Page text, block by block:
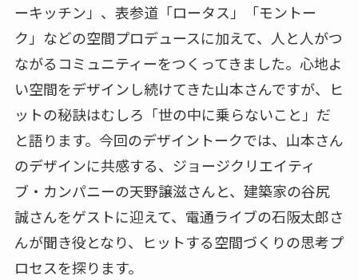
ーキッチン」、表参道「ロータス」「モントー
ク」などの空間プロデュースに加えて、人と人がつ
ながるコミュニティーをつくってきました。心地よ
い空間をデザインし続けてきた山本さんですが、ヒ
ットの秘訣はむしろ「世の中に乗らないこと」だ
と語ります。今回のデザイントークでは、山本さん
のデザインに共感する、ジョージクリエイティ
ブ・カンパニーの天野譲滋さんと、建築家の谷尻
誠さんをゲストに迎えて、電通ライブの石阪太郎さ
んが聞き役となり、ヒットする空間づくりの思考プ
ロセスを探ります。